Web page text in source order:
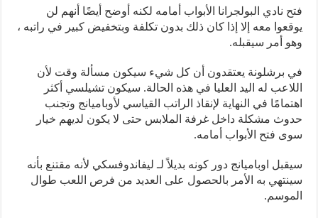
فتح نادي البولجرانا الأبواب أمامه لكنه أوضح أيضًا أنهم لن
يوقعوا معه إلا إذا كان ذلك بدون تكلفة وبتخفيض كبير في راتبه ،
وهو أمر سيقبله.
في برشلونة يعتقدون أن كل شيء سيكون مسألة وقت لأن
اللاعب له اليد العليا في هذه الحالة. سيكون تشيلسي أكثر
اهتمامًا في النهاية لإنقاذ الراتب القياسي لأوباميانج وتجنب
حدوث مشكلة داخل غرفة الملابس حتى لا يكون لديهم خيار
سوى فتح الأبواب أمامه.
سيقبل اوباميانج دور كونه بديلاً لـ ليفاندوفسكي لأنه مقتنع بأنه
سينتهي به الأمر بالحصول على العديد من فرص اللعب طوال
الموسم.